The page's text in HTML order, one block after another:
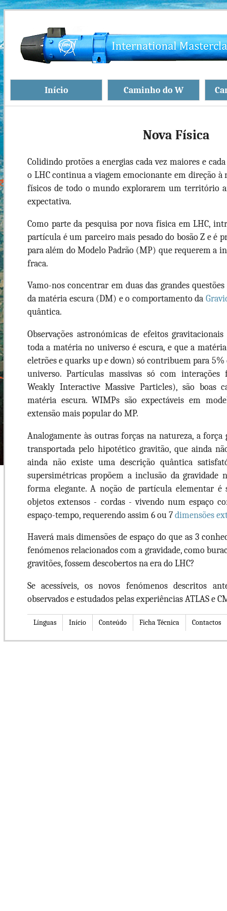
Início Caminho do W
Nova Física
Colidindo protões a energias cada vez maiores e
o LHC continua a viagem emocionante em direção
físicos de todo o mundo explorarem um território
expectativa.
Como parte da pesquisa por nova física em LHC,
partícula é um parceiro mais pesado do bosão Z e é
para além do Modelo Padrão (MP) que requerem a
fraca.
Vamo-nos concentrar em duas das grandes
da matéria escura (DM) e o comportamento da
quântica.
Observações astronómicas de efeitos
toda a matéria no universo é escura, e que a
eletrões e quarks up e down) só contribuem para
universo. Partículas massivas só com
Weakly Interactive Massive Particles), são boas
matéria escura. WIMPs são expectáveis em
extensão mais popular do MP.
Analogamente às outras forças na natureza, a
transportada pelo hipotético gravitão, que ainda
ainda não existe uma descrição quântica
supersimétricas propõem a inclusão da gravidade
forma elegante. A noção de partícula elementar é
objetos extensos - cordas - vivendo num espaço
espaço-tempo, requerendo assim 6 ou 7 dimensões
Haverá mais dimensões de espaço do que as 3
fenómenos relacionados com a gravidade, como
gravitões, fossem descobertos na era do LHC?
Se acessíveis, os novos fenómenos descritos
observados e estudados pelas experiências ATLAS e
Línguas Início Conteúdo Ficha Técnica Contactos